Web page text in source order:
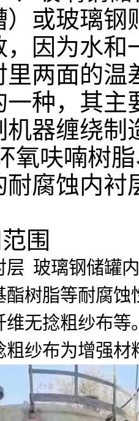
）或玻璃钢
，因为水
里两面的
一种，其主
机器缠绕
氧呋喃树
耐腐蚀内
围
层 玻璃钢储罐
酯树脂等耐腐
维无捻粗纱布
纱布为增强